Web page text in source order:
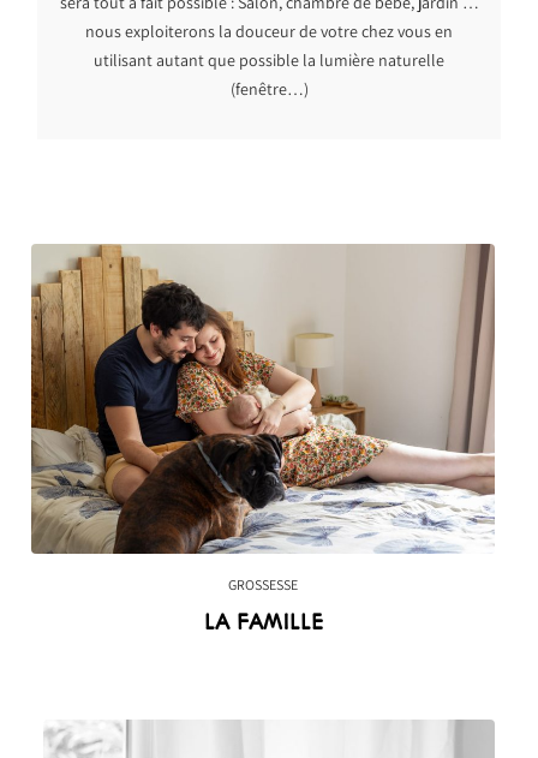
nous exploiterons la douceur de votre chez vous en
utilisant autant que possible la lumière naturelle
(fenêtre…)
GROSSESSE
LA FAMILLE